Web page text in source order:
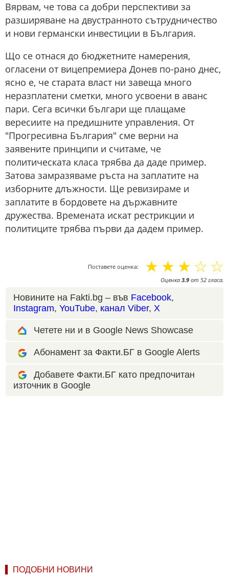
Вярвам, че това са добри перспективи за
разширяване на двустранното сътрудничество
и нови германски инвестиции в България.
Що се отнася до бюджетните намерения,
огласени от вицепремиера Донев по-рано днес,
ясно е, че старата власт ни завеща много
неразплатени сметки, много усвоени в аванс
пари. Сега всички българи ще плащаме
вересиите на предишните управления. От
"Прогресивна България" сме верни на
заявените принципи и считаме, че
политическата класа трябва да даде пример.
Затова замразяваме ръста на заплатите на
изборните длъжности. Ще ревизираме и
заплатите в бордовете на държавните
дружества. Времената искат рестрикции и
политиците трябва първи да дадем пример.
Поставете оценка: ☆
☆
☆
☆
☆
Оценка 3.9 от 52 гласа.
Новините на Fakti.bg – във Facebook,
Instagram, YouTube, канал Viber, X
Четете ни и в Google News Showcase
Абонамент за Факти.БГ в Google Alerts
Добавете Факти.БГ като предпочитан
източник в Google
ПОДОБНИ НОВИНИ